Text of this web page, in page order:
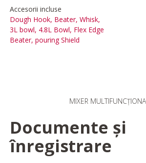
Accesorii incluse
Dough Hook, Beater, Whisk,
3L bowl, 4.8L Bowl, Flex Edge
Beater, pouring Shield
MIXER
Documente și
înregistrare